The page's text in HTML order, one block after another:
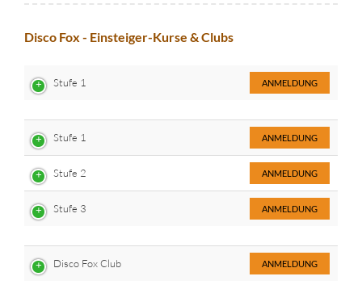
Disco Fox - Einsteiger-Kurse & Clubs
Stufe 1 ANMELDUNG
Stufe 1 ANMELDUNG
Stufe 2 ANMELDUNG
Stufe 3 ANMELDUNG
Disco Fox Club ANMELDUNG